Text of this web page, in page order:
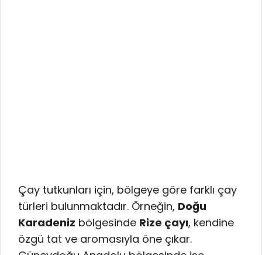
Çay tutkunları için, bölgeye göre farklı çay
türleri bulunmaktadır. Örneğin, Doğu
Karadeniz bölgesinde Rize çayı, kendine
özgü tat ve aromasıyla öne çıkar.